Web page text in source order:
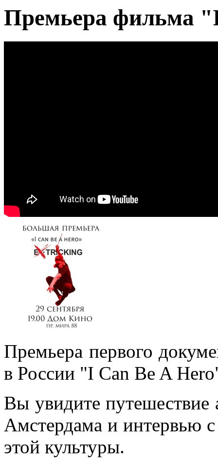
Премьера фильма
Премьера первого
в России "I Can Be A
Вы увидите путешествие
Амстердама и интервью
этой культуры.